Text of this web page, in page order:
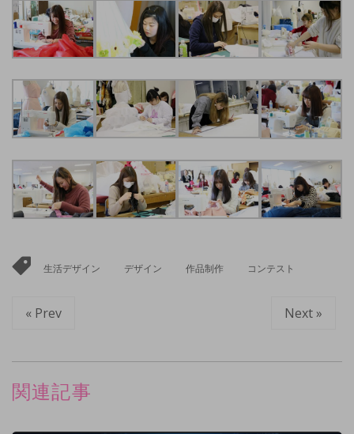
生活デザイン デザイン 作品制作 コンテスト
« Prev Next »
関連記事